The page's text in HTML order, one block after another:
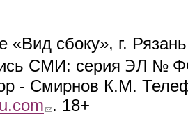
«Вид сбоку», г.
СМИ: серия ЭЛ №
- Смирнов К.М.
(link sends e-mail)
. 18+